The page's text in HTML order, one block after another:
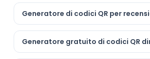
Generatore di codici QR per
Generatore gratuito di codici QR